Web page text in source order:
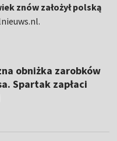
znów założył polską
obniżka zarobków
Spartak zapłaci